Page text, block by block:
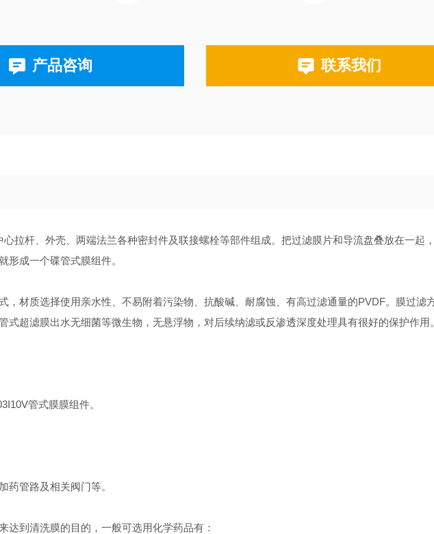
产品咨询 联系我们
拉杆、外壳、两端法兰各种密封件及联接螺栓等部件组成。把过滤膜片和导流盘叠放在一起
形成一个碟管式膜组件。
，材质选择使用亲水性、不易附着污染物、抗酸碱、耐腐蚀、有高过滤通量的PVDF。膜过滤
式超滤膜出水无细菌等微生物，无悬浮物，对后续纳滤或反渗透深度处理具有很好的保护作用
管式膜膜组件。
管路及相关阀门等。
到清洗膜的目的，一般可选用化学药品有：